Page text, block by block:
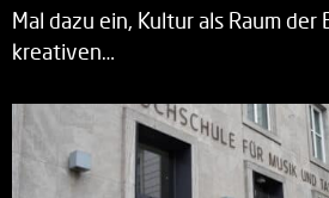
Mal dazu ein, Kultur als Raum der
kreativen…